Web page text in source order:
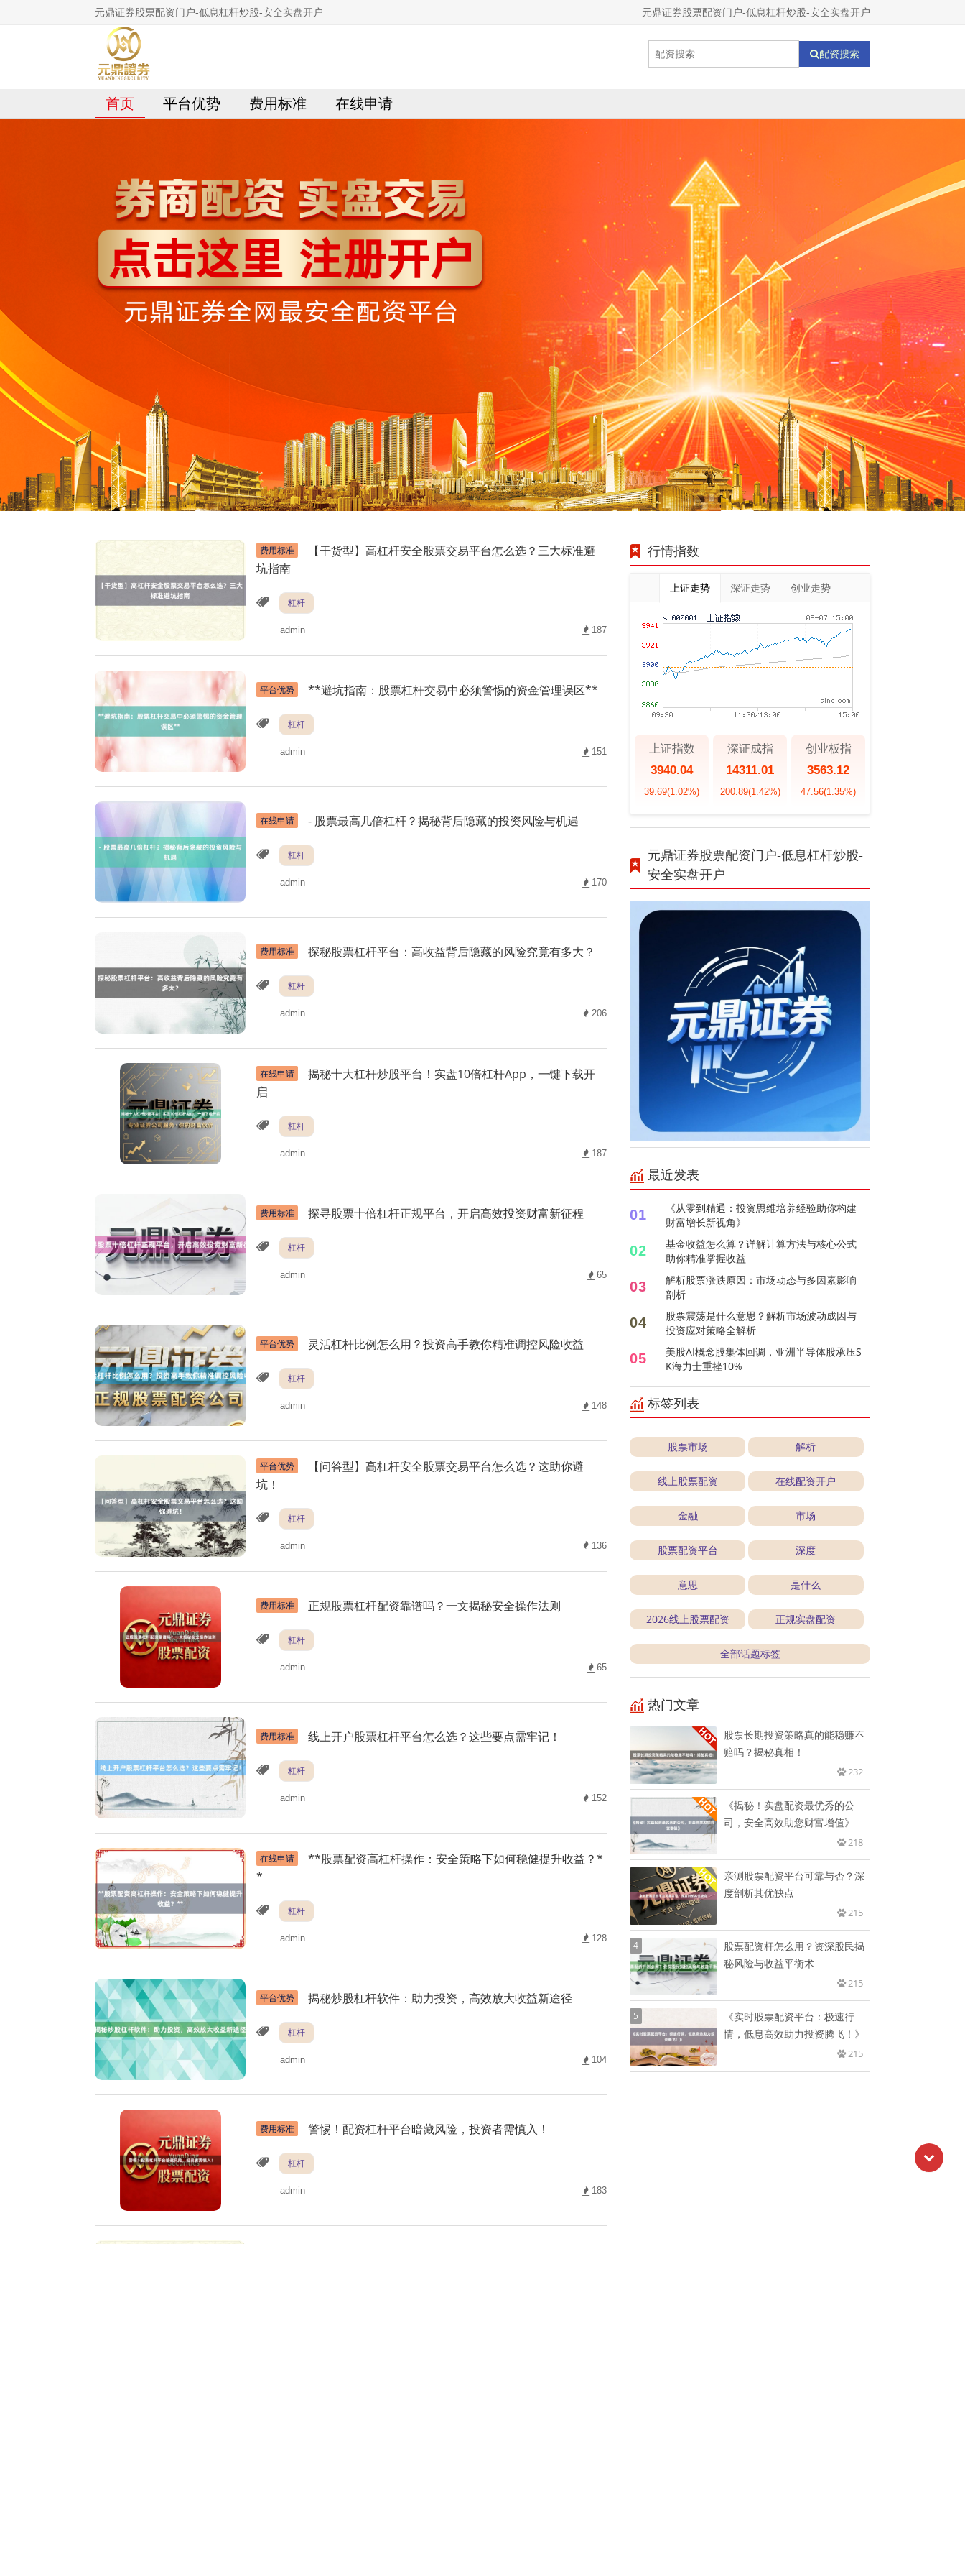
元鼎证券股票配资门户-低息杠杆炒股-安全实盘开户 元鼎证券股票配资门户-低息杠杆炒股-安全实盘开户
配资搜索
首页 平台优势 费用标准 在线申请
费用标准
【干货型】高杠杆安全股票交易平台怎么选？三大标准避
坑指南
杠杆
admin 187
平台优势 **避坑指南：股票杠杆交易中必须警惕的资金管理误区**
杠杆
admin 151
在线申请 - 股票最高几倍杠杆？揭秘背后隐藏的投资风险与机遇
杠杆
admin 170
费用标准 探秘股票杠杆平台：高收益背后隐藏的风险究竟有多大？
杠杆
admin 206
在线申请
揭秘十大杠杆炒股平台！实盘10倍杠杆App，一键下载开
启
杠杆
admin 187
费用标准 探寻股票十倍杠杆正规平台，开启高效投资财富新征程
杠杆
admin 65
平台优势 灵活杠杆比例怎么用？投资高手教你精准调控风险收益
杠杆
admin 148
平台优势
【问答型】高杠杆安全股票交易平台怎么选？这助你避
坑！
杠杆
admin 136
费用标准 正规股票杠杆配资靠谱吗？一文揭秘安全操作法则
杠杆
admin 65
费用标准 线上开户股票杠杆平台怎么选？这些要点需牢记！
杠杆
admin 152
在线申请
**股票配资高杠杆操作：安全策略下如何稳健提升收益？*
*
杠杆
admin 128
平台优势 揭秘炒股杠杆软件：助力投资，高效放大收益新途径
杠杆
admin 104
费用标准 警惕！配资杠杆平台暗藏风险，投资者需慎入！
杠杆
admin 183
行情指数
上证走势 深证走势 创业走势
上证指数
3940.04
39.69(1.02%)
深证成指
14311.01
200.89(1.42%)
创业板指
3563.12
47.56(1.35%)
元鼎证券股票配资门户-低息杠杆炒股-
安全实盘开户
最近发表
01
《从零到精通：投资思维培养经验助你构建
财富增长新视角》
02
基金收益怎么算？详解计算方法与核心公式
助你精准掌握收益
03
解析股票涨跌原因：市场动态与多因素影响
剖析
04
股票震荡是什么意思？解析市场波动成因与
投资应对策略全解析
05
美股AI概念股集体回调，亚洲半导体股承压S
K海力士重挫10%
标签列表
股票市场 解析
线上股票配资 在线配资开户
金融 市场
股票配资平台 深度
意思 是什么
2026线上股票配资 正规实盘配资
全部话题标签
热门文章
股票长期投资策略真的能稳赚不
赔吗？揭秘真相！
232
《揭秘！实盘配资最优秀的公
司，安全高效助您财富增值》
218
亲测股票配资平台可靠与否？深
度剖析其优缺点
215
4
股票配资杆怎么用？资深股民揭
秘风险与收益平衡术
215
5
《实时股票配资平台：极速行
情，低息高效助力投资腾飞！》
215